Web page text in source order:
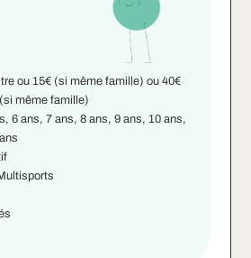
ou 15€ (si même famille) ou 40€
même famille)
6 ans, 7 ans, 8 ans, 9 ans, 10 ans,